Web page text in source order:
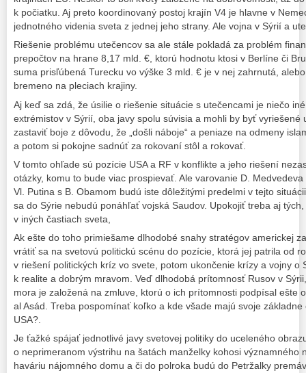
k počiatku. Aj preto koordinovaný postoj krajín V4 je hlavne v
jednotného videnia sveta z jednej jeho strany. Ale vojna v Sýrií a
Riešenie problému utečencov sa ale stále pokladá za problém
prepočtov na hrane 8,17 mld. €, ktorú hodnotu ktosi v Berlíne či
suma prisľúbená Turecku vo výške 3 mld. € je v nej zahrnutá,
bremeno na pleciach krajiny.
Aj keď sa zdá, že úsilie o riešenie situácie s utečencami je niečo
extrémistov v Sýrií, oba javy spolu súvisia a mohli by byť vyriešené
zastaviť boje z dôvodu, že „došli náboje“ a peniaze na odmeny
a potom si pokojne sadnúť za rokovaní stôl a rokovať.
V tomto ohľade sú pozície USA a RF v konflikte a jeho riešení
otázky, komu to bude viac prospievať. Ale varovanie D.
Vl. Putina s B. Obamom budú iste dôležitými predelmi v tejto
sa do Sýrie nebudú ponáhľať vojská Saudov. Upokojiť treba aj
v iných častiach sveta,
Ak ešte do toho primiešame dlhodobé snahy stratégov americkej
vrátiť sa na svetovú politickú scénu do pozície, ktorá jej patrila od
v riešení politických kríz vo svete, potom ukončenie krízy a vojny o
k realite a dobrým mravom. Veď dlhodobá prítomnosť Rusov v
mora je založená na zmluve, ktorú o ich prítomnosti podpísal ešte
al Asád. Treba pospomínať koľko a kde všade majú svoje
USA?.
Je ťažké spájať jednotlivé javy svetovej politiky do uceleného
o neprimeranom výstrihu na šatách manželky kohosi významného
haváriu nájomného domu a či do polroka budú do Petržalky